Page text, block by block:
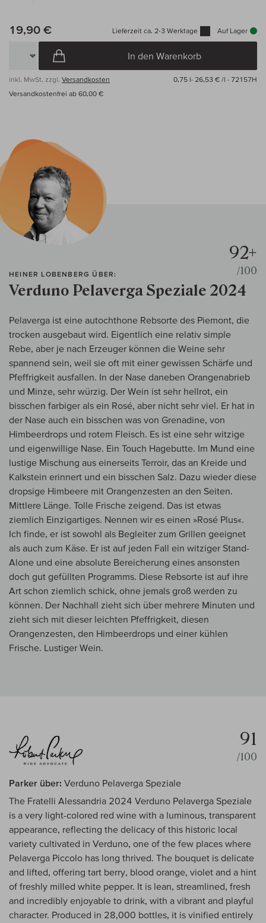
19,90 € Lieferzeit ca. 2-3 Werktage Auf Lager
In den Warenkorb
inkl. MwSt, zzgl. Versandkosten 0,75 l· 26,53 € /l · 72157H
Versandkostenfrei ab 60,00 €
HEINER LOBENBERG ÜBER:
Verduno Pelaverga Speziale 2024
92+
/100
Pelaverga ist eine autochthone Rebsorte des Piemont, die
trocken ausgebaut wird. Eigentlich eine relativ simple
Rebe, aber je nach Erzeuger können die Weine sehr
spannend sein, weil sie oft mit einer gewissen Schärfe und
Pfeffrigkeit ausfallen. In der Nase daneben Orangenabrieb
und Minze, sehr würzig. Der Wein ist sehr hellrot, ein
bisschen farbiger als ein Rosé, aber nicht sehr viel. Er hat in
der Nase auch ein bisschen was von Grenadine, von
Himbeerdrops und rotem Fleisch. Es ist eine sehr witzige
und eigenwillige Nase. Ein Touch Hagebutte. Im Mund eine
lustige Mischung aus einerseits Terroir, das an Kreide und
Kalkstein erinnert und ein bisschen Salz. Dazu wieder diese
dropsige Himbeere mit Orangenzesten an den Seiten.
Mittlere Länge. Tolle Frische zeigend. Das ist etwas
ziemlich Einzigartiges. Nennen wir es einen »Rosé Plus«.
Ich finde, er ist sowohl als Begleiter zum Grillen geeignet
als auch zum Käse. Er ist auf jeden Fall ein witziger Stand-
Alone und eine absolute Bereicherung eines ansonsten
doch gut gefüllten Programms. Diese Rebsorte ist auf ihre
Art schon ziemlich schick, ohne jemals groß werden zu
können. Der Nachhall zieht sich über mehrere Minuten und
zieht sich mit dieser leichten Pfeffrigkeit, diesen
Orangenzesten, den Himbeerdrops und einer kühlen
Frische. Lustiger Wein.
91
/100
Parker über: Verduno Pelaverga Speziale
The Fratelli Alessandria 2024 Verduno Pelaverga Speziale
is a very light-colored red wine with a luminous, transparent
appearance, reflecting the delicacy of this historic local
variety cultivated in Verduno, one of the few places where
Pelaverga Piccolo has long thrived. The bouquet is delicate
and lifted, offering tart berry, blood orange, violet and a hint
of freshly milled white pepper. It is lean, streamlined, fresh
and incredibly enjoyable to drink, with a vibrant and playful
character. Produced in 28,000 bottles, it is vinified entirely